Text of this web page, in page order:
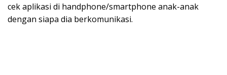
cek aplikasi di handphone/smartphone anak-anak
dengan siapa dia berkomunikasi.